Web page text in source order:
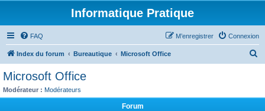
Informatique Pratique
FAQ Connexion
M’enregistrer
Index du forum Bureautique Microsoft Office
Microsoft Office
Modérateur : Modérateurs
Forum